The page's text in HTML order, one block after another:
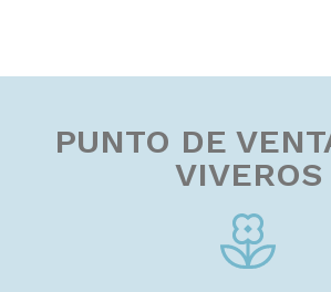
PUNTO DE
VIVEROS